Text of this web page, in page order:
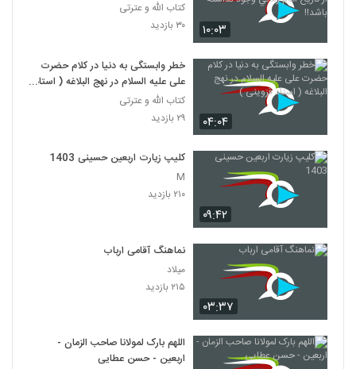
۱۰:۰۳
امام زماني وجود نداشته باشد!!
کتاب الله و عترتی
۳۰ بازدید
۰۴:۰۴
خطر وابستگی به دنیا در کلام حضرت
علی علیه السلام در نهج البلاغه ( استاد
قزوینی )
کتاب الله و عترتی
۲۹ بازدید
۰۹:۴۲
کلیپ زیارت اربعین حسینی 1403
M
۲۱۰ بازدید
۰۳:۳۷
نماهنگ آقامی ارباب
میلاد
۲۱۵ بازدید
اللهم بارک لمولانا صاحب الزمان -
اربعین - حسن عطایی